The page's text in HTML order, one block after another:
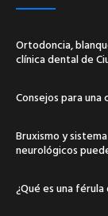
Ortodoncia,
clínica dental de
Consejos para
Bruxismo y
neurológicos
¿Qué es una